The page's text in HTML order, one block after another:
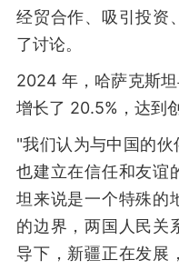
经贸合作、吸引投资
了讨论。
2024 年，哈萨克斯
增长了 20.5%，达到
"我们认为与中国的伙
也建立在信任和友谊
坦来说是一个特殊的
的边界，两国人民关
导下，新疆正在发展